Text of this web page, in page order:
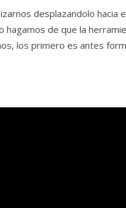
desplazandolo
hagamos de que la
los primero es antes